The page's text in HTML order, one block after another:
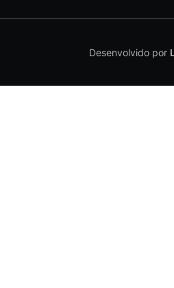
Desenvolvido por